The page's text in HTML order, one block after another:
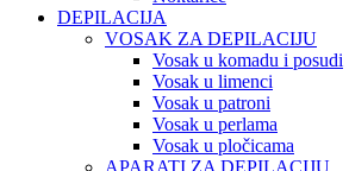
DEPILACIJA
VOSAK ZA DEPILACIJU
Vosak u komadu i posudi
Vosak u limenci
Vosak u patroni
Vosak u perlama
Vosak u pločicama
APARATI ZA DEPILACIJU